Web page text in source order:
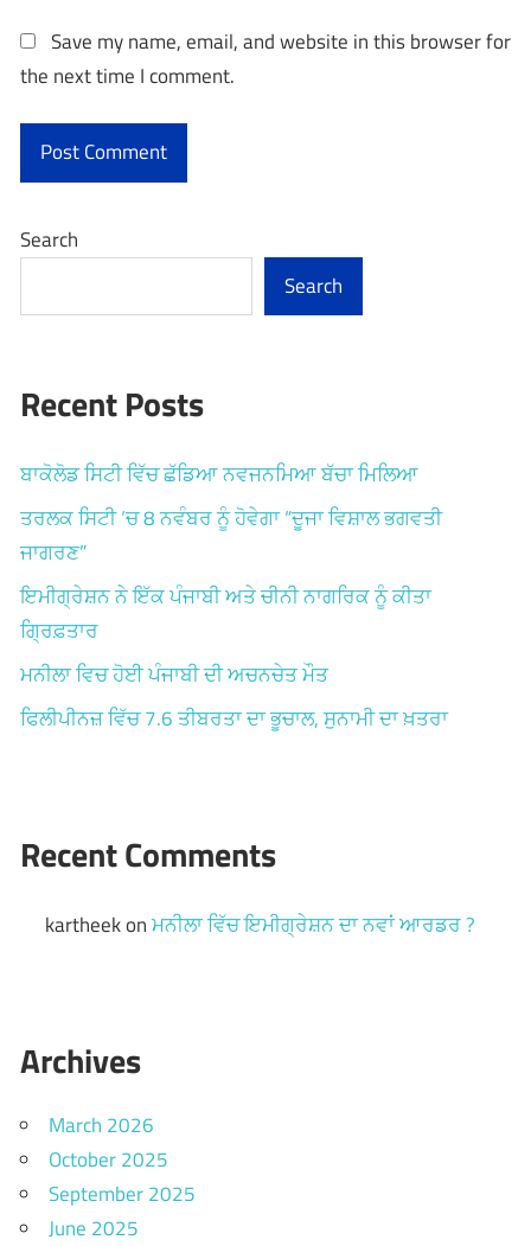
Save my name, email, and website in this browser for
the next time I comment.
Search
Search
Recent Posts
ਬਾਕੋਲੋਡ ਸਿਟੀ ਵਿੱਚ ਛੱਡਿਆ ਨਵਜਨਮਿਆ ਬੱਚਾ ਮਿਲਿਆ
ਤਰਲਕ ਸਿਟੀ ‘ਚ 8 ਨਵੰਬਰ ਨੂੰ ਹੋਵੇਗਾ “ਦੂਜਾ ਵਿਸ਼ਾਲ ਭਗਵਤੀ
ਜਾਗਰਣ”
ਇਮੀਗ੍ਰੇਸ਼ਨ ਨੇ ਇੱਕ ਪੰਜਾਬੀ ਅਤੇ ਚੀਨੀ ਨਾਗਰਿਕ ਨੂੰ ਕੀਤਾ
ਗ੍ਰਿਫ਼ਤਾਰ
ਮਨੀਲਾ ਵਿਚ ਹੋਈ ਪੰਜਾਬੀ ਦੀ ਅਚਨਚੇਤ ਮੌਤ
ਫਿਲੀਪੀਨਜ਼ ਵਿੱਚ 7.6 ਤੀਬਰਤਾ ਦਾ ਭੂਚਾਲ, ਸੁਨਾਮੀ ਦਾ ਖ਼ਤਰਾ
Recent Comments
kartheekonਮਨੀਲਾ ਵਿੱਚ ਇਮੀਗ੍ਰੇਸ਼ਨ ਦਾ ਨਵਾਂ ਆਰਡਰ ?
Archives
March 2026
October 2025
September 2025
June 2025